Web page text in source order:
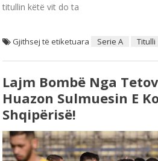
titullin këtë vit do ta
Gjithsej të etiketuara Serie A Titulli
Lajm Bombë Nga
Huazon Sulmuesin E
Shqipërisë!